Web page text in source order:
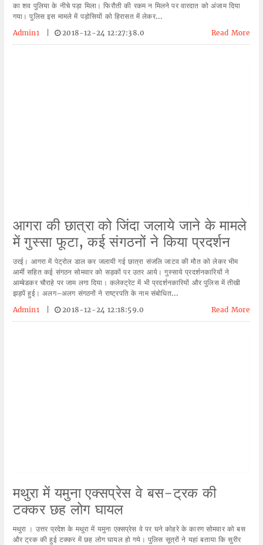
का शव पुलिया के नीचे पड़ा मिला। फिरौती की रकम न मिलने पर वारदात को अंजाम दिया
गया। पुलिस इस मामले में पड़ोसियों को हिरासत में लेकर...
Admin1
2018-12-24 12:27:38.0 Read More
आगरा की छात्रा को जिंदा जलाये जाने के मामले
में गुस्सा फूटा, कई संगठनों ने किया प्रदर्शन
उरई। आगरा में पेट्रोल डाल कर जलायी गई छात्रा संजलि जाटव की मौत को लेकर भीम
आर्मी सहित कई संगठन सोमवार को सड़कों पर उतर आये। गुस्साये प्रदर्शनकारियों ने
आम्बेडकर चौराहे पर जाम लगा दिया। कलेक्ट्रेट में भी प्रदर्शनकारियों और पुलिस में तीखी
झड़पें हुई। अलग–अलग संगठनों ने राष्ट्रपति के नाम संबोधित...
Admin1
2018-12-24 12:18:59.0 Read More
मथुरा में यमुना एक्सप्रेस वे बस-ट्रक की
टक्कर छह लोग घायल
मथुरा । उत्तर प्रदेश के मथुरा में यमुना एक्सप्रेस वे पर घने काेहरे के कारण सोमवार को बस
और ट्रक की हुई टक्कर में छह लोग घायल हो गये। पुलिस सूत्रों ने यहां बताया कि सुरीर